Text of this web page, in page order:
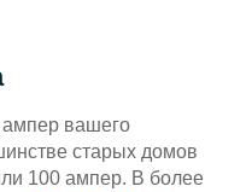
ампер вашего
старых домов
100 ампер. В более